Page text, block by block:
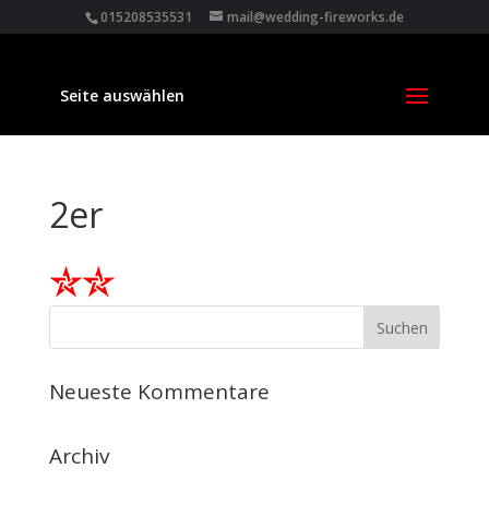
015208535531 mail@wedding-fireworks.de
Seite auswählen
2er
Neueste Kommentare
Archiv